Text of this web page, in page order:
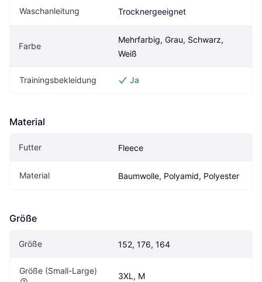
Waschanleitung Trocknergeeignet
Farbe
Mehrfarbig, Grau, Schwarz,
Weiß
Trainingsbekleidung Ja
Material
Futter Fleece
Material Baumwolle, Polyamid, Polyester
Größe
Größe 152, 176, 164
Größe (Small-Large)
3XL, M